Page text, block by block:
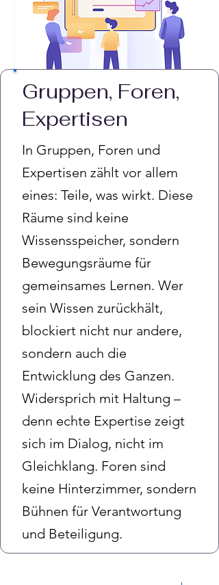
Gruppen, Foren,
Expertisen
In Gruppen, Foren und
Expertisen zählt vor allem
eines: Teile, was wirkt. Diese
Räume sind keine
Wissensspeicher, sondern
Bewegungsräume für
gemeinsames Lernen. Wer
sein Wissen zurückhält,
blockiert nicht nur andere,
sondern auch die
Entwicklung des Ganzen.
Widersprich mit Haltung –
denn echte Expertise zeigt
sich im Dialog, nicht im
Gleichklang. Foren sind
keine Hinterzimmer, sondern
Bühnen für Verantwortung
und Beteiligung.